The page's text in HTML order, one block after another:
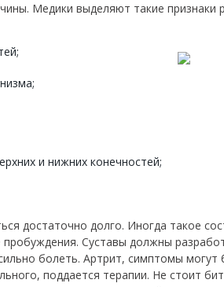
Медики выделяют такие признаки
и нижних конечностей;
достаточно долго. Иногда такое
пробуждения. Суставы должны
болеть. Артрит, симптомы
поддается терапии. Не стоит